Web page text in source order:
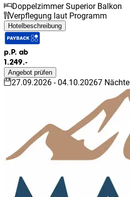
Doppelzimmer Superior Balkon
Verpflegung laut Programm
Hotelbeschreibung
p.P. ab
1.249.-
Angebot prüfen
27.09.2026 -04.10.20267 Nächte